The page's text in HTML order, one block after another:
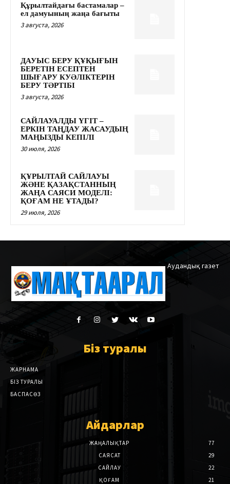
Құрылтайдағы бастамалар –
ел дамуының жаңа бағыты
3 августа, 2026
ДАУЫС БЕРУ ҚҰҚЫҒЫН
БЕРЕТІН ЕСЕПТЕН
ШЫҒАРУ КУӘЛІКТЕРІН
БЕРУ ТӘРТІБІ
3 августа, 2026
САЙЛАУАЛДЫ ҮГІТ –
ЕРКІН ТАҢДАУ ЖАСАУДЫҢ
МАҢЫЗДЫ КЕПІЛІ
30 июля, 2026
ҚҰРЫЛТАЙ САЙЛАУЫ
ЖӘНЕ ҚАЗАҚСТАННЫҢ
ЖАҢА САЯСИ МОДЕЛІ:
ҚОҒАМ НЕ ҰТАДЫ?
29 июля, 2026
Аудандық газет
Біз туралы
ЖАРНАМА
БІЗ ТУРАЛЫ
БАСПАСӨЗ
Айдарлар
ЖАҢАЛЫҚТАР
77
САЯСАТ
29
САЙЛАУ
22
ҚОҒАМ
21